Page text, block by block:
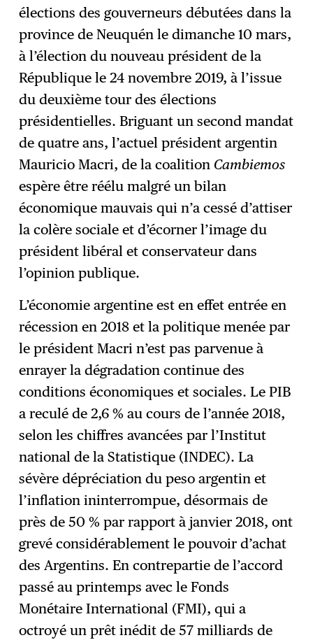
élections des gouverneurs débutées dans la
province de Neuquén le dimanche 10 mars,
à l’élection du nouveau président de la
République le 24 novembre 2019, à l’issue
du deuxième tour des élections
présidentielles. Briguant un second mandat
de quatre ans, l’actuel président argentin
Mauricio Macri, de la coalition Cambiemos
espère être réélu malgré un bilan
économique mauvais qui n’a cessé d’attiser
la colère sociale et d’écorner l’image du
président libéral et conservateur dans
l’opinion publique.
L’économie argentine est en effet entrée en
récession en 2018 et la politique menée par
le président Macri n’est pas parvenue à
enrayer la dégradation continue des
conditions économiques et sociales. Le PIB
a reculé de 2,6 % au cours de l’année 2018,
selon les chiffres avancées par l’Institut
national de la Statistique (INDEC). La
sévère dépréciation du peso argentin et
l’inflation ininterrompue, désormais de
près de 50 % par rapport à janvier 2018, ont
grevé considérablement le pouvoir d’achat
des Argentins. En contrepartie de l’accord
passé au printemps avec le Fonds
Monétaire International (FMI), qui a
octroyé un prêt inédit de 57 milliards de